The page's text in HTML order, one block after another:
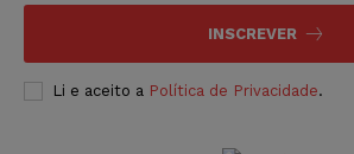
INSCREVER
Li e aceito a Política de Privacidade.